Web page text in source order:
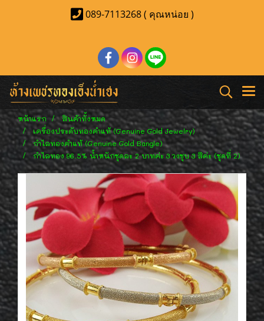
089-7113268 ( คุณหน่อย )
หน้าแรก
สินค้าทั้งหมด
เครื่องประดับทองคำแท้ (Genuine Gold Jewelry)
กำไลทองคำแท้ (Genuine Gold Bangle)
กำไลทอง 96.5% น้ำหนักชุดละ 2 บาทค่ะ 3 วงชุบ 3 สีค่ะ (ชุดที่ 2)